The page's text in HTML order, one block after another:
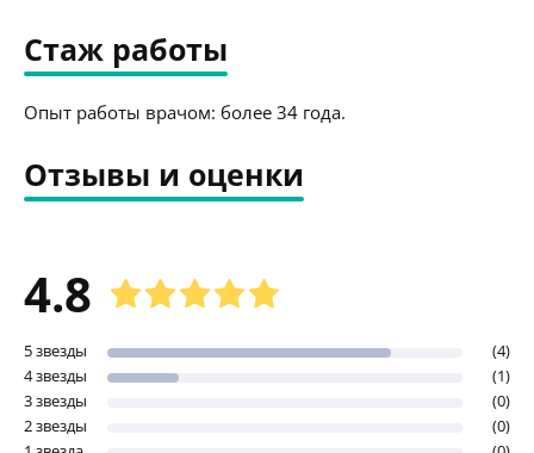
Стаж работы
Опыт работы врачом: более 34 года.
Отзывы и оценки
4.8
5 звезды
(4)
4 звезды
(1)
3 звезды
(0)
2 звезды
(0)